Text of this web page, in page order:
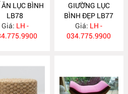
ĂN LỤC BÌNH
LB78
Giá: LH -
GIƯỜNG LỤC
BÌNH ĐẸP LB77
Giá: LH -
034.775.9900